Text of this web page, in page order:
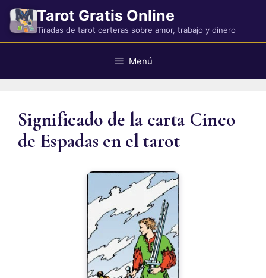
Saltar
contenido
Tarot Gratis Online
Tiradas de tarot certeras sobre amor, trabajo y dinero
Menú
Significado de la carta Cinco
de Espadas en el tarot